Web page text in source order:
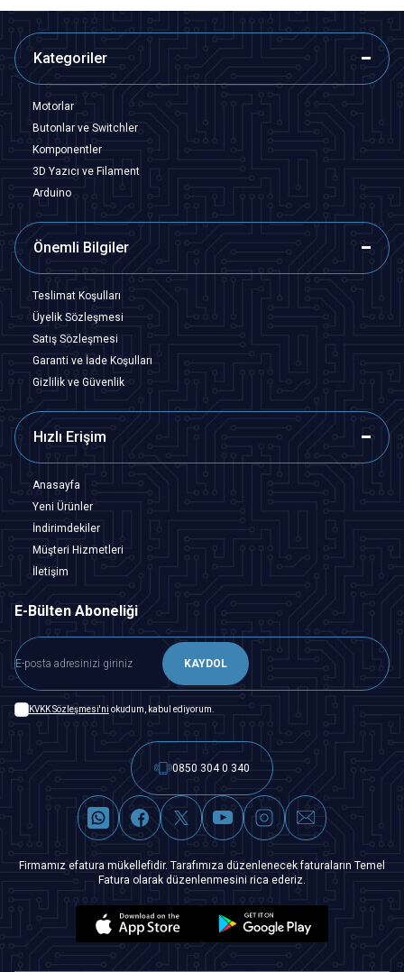
Kategoriler
Motorlar
Butonlar ve Switchler
Komponentler
3D Yazıcı ve Filament
Arduino
Önemli Bilgiler
Teslimat Koşulları
Üyelik Sözleşmesi
Satış Sözleşmesi
Garanti ve İade Koşulları
Gizlilik ve Güvenlik
Hızlı Erişim
Anasayfa
Yeni Ürünler
İndirimdekiler
Müşteri Hizmetleri
İletişim
E-Bülten Aboneliği
KAYDOL
KVKK Sözleşmesi'ni okudum, kabul ediyorum.
0850 304 0 340
Firmamız efatura mükellefidir. Tarafımıza düzenlenecek faturaların Temel
Fatura olarak düzenlenmesini rica ederiz.